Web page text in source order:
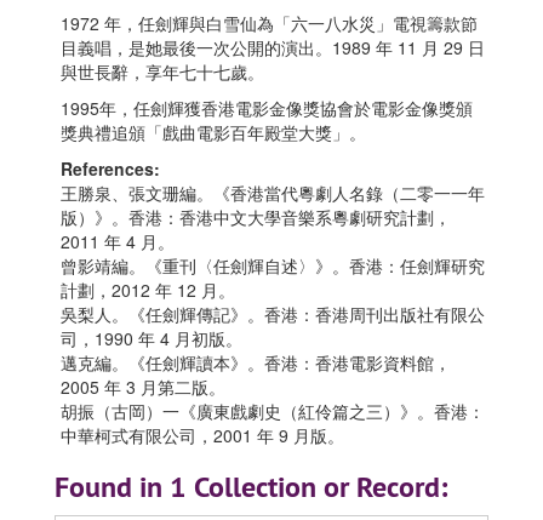
1972 年，任劍輝與白雪仙為「六一八水災」電視籌款節
目義唱，是她最後一次公開的演出。1989 年 11 月 29 日
與世長辭，享年七十七歲。
1995年，任劍輝獲香港電影金像獎協會於電影金像獎頒
獎典禮追頒「戲曲電影百年殿堂大獎」。
References:
王勝泉、張文珊編。《香港當代粵劇人名錄（二零一一年
版）》。香港：香港中文大學音樂系粵劇研究計劃，
2011 年 4 月。
曾影靖編。《重刊〈任劍輝自述〉》。香港：任劍輝研究
計劃，2012 年 12 月。
吳梨人。《任劍輝傳記》。香港：香港周刊出版社有限公
司，1990 年 4 月初版。
邁克編。《任劍輝讀本》。香港：香港電影資料館，
2005 年 3 月第二版。
胡振（古岡）一《廣東戲劇史（紅伶篇之三）》。香港：
中華柯式有限公司，2001 年 9 月版。
Found in 1 Collection or Record: